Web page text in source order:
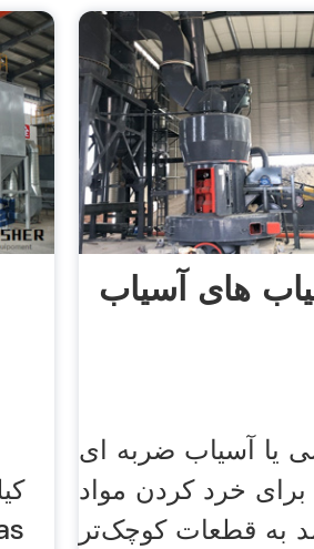
های آسیاب
یا آسیاب ضربه ای
خرد کردن مواد
به قطعات کوچک‌تر